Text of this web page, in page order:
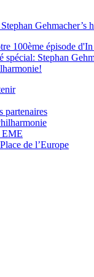
Gehmacher’s
100ème épisode
spécial: Stephan
partenaires
EME
de l’Europe